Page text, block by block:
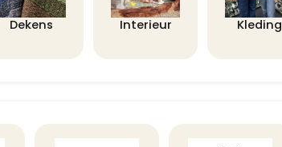
Dekens Interieur Kleding